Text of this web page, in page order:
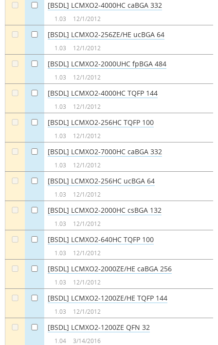
[BSDL] LCMXO2-4000HC caBGA 332
1.03 12/1/2012
[BSDL] LCMXO2-256ZE/HE ucBGA 64
1.03 12/1/2012
[BSDL] LCMXO2-2000UHC fpBGA 484
1.03 12/1/2012
[BSDL] LCMXO2-4000HC TQFP 144
1.03 12/1/2012
[BSDL] LCMXO2-256HC TQFP 100
1.03 12/1/2012
[BSDL] LCMXO2-7000HC caBGA 332
1.03 12/1/2012
[BSDL] LCMXO2-256HC ucBGA 64
1.03 12/1/2012
[BSDL] LCMXO2-2000HC csBGA 132
1.03 12/1/2012
[BSDL] LCMXO2-640HC TQFP 100
1.03 12/1/2012
[BSDL] LCMXO2-2000ZE/HE caBGA 256
1.03 12/1/2012
[BSDL] LCMXO2-1200ZE/HE TQFP 144
1.03 12/1/2012
[BSDL] LCMXO2-1200ZE QFN 32
1.04 3/14/2016